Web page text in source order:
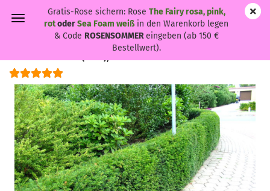
Gratis-Rose sichern: Rose The Fairy rosa, pink,
rotoderSea Foam weißin den Warenkorb legen
& Code ROSENSOMMEReingeben (ab 150 €
Bestellwert).